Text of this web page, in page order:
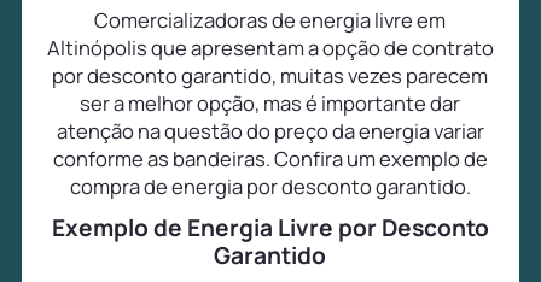
Comercializadoras de energia livre em
Altinópolis que apresentam a opção de contrato
por desconto garantido, muitas vezes parecem
ser a melhor opção, mas é importante dar
atenção na questão do preço da energia variar
conforme as bandeiras. Confira um exemplo de
compra de energia por desconto garantido.
Exemplo de Energia Livre por Desconto
Garantido